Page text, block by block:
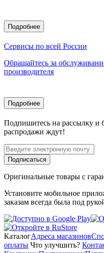
Подробнее
Сервисы по всей России
Обращайтесь за
производителя
Подробнее
Подпишитесь на рассылку и
распродажи ждут!
Подписаться
Оригинальные товары с
Установите мобильное
заказам всегда была под
КаталогАдреса магазинов
оплаты Что улучшить?